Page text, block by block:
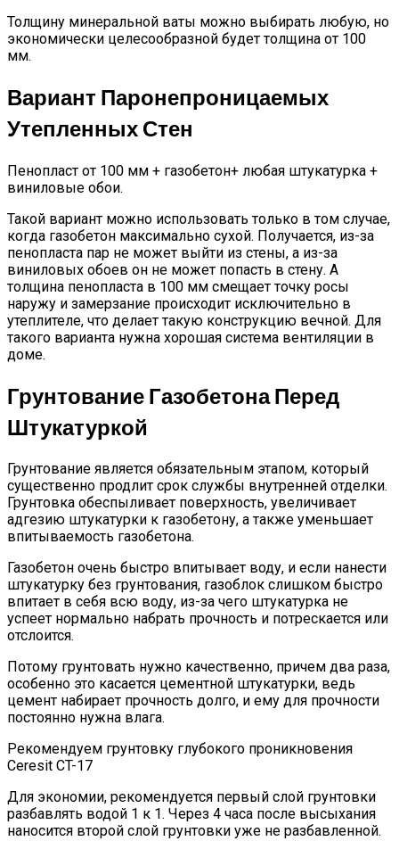
Толщину минеральной ваты можно выбирать любую, но
экономически целесообразной будет толщина от 100
мм.
Вариант Паронепроницаемых
Утепленных Стен
Пенопласт от 100 мм + газобетон+ любая штукатурка +
виниловые обои.
Такой вариант можно использовать только в том случае,
когда газобетон максимально сухой. Получается, из-за
пенопласта пар не может выйти из стены, а из-за
виниловых обоев он не может попасть в стену. А
толщина пенопласта в 100 мм смещает точку росы
наружу и замерзание происходит исключительно в
утеплителе, что делает такую конструкцию вечной. Для
такого варианта нужна хорошая система вентиляции в
доме.
Грунтование Газобетона Перед
Штукатуркой
Грунтование является обязательным этапом, который
существенно продлит срок службы внутренней отделки.
Грунтовка обеспыливает поверхность, увеличивает
адгезию штукатурки к газобетону, а также уменьшает
впитываемость газобетона.
Газобетон очень быстро впитывает воду, и если нанести
штукатурку без грунтования, газоблок слишком быстро
впитает в себя всю воду, из-за чего штукатурка не
успеет нормально набрать прочность и потрескается или
отслоится.
Потому грунтовать нужно качественно, причем два раза,
особенно это касается цементной штукатурки, ведь
цемент набирает прочность долго, и ему для прочности
постоянно нужна влага.
Рекомендуем грунтовку глубокого проникновения
Ceresit CT-17
Для экономии, рекомендуется первый слой грунтовки
разбавлять водой 1 к 1. Через 4 часа после высыхания
наносится второй слой грунтовки уже не разбавленной.